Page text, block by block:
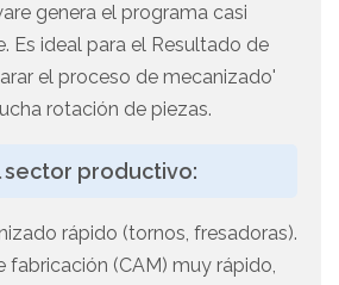
genera el programa casi
Es ideal para el Resultado de
el proceso de mecanizado'
rotación de piezas.
sector productivo:
rápido (tornos, fresadoras).
fabricación (CAM) muy rápido,